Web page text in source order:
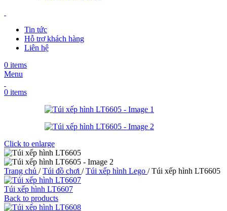
Tin tức
Hỗ trợ khách hàng
Liên hệ
0 items
Menu
0 items
Click to enlarge
Trang chủ / Túi đồ chơi / Túi xếp hình Lego / Túi xếp hình LT6605
Túi xếp hình LT6607
Back to products